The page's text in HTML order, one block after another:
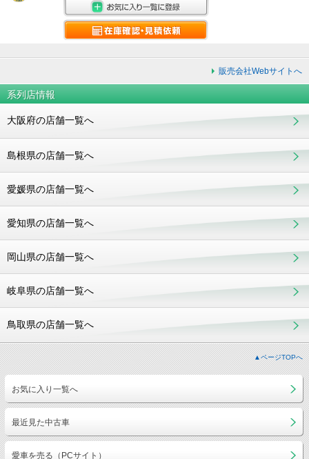
販売会社Webサイトへ
系列店情報
大阪府の店舗一覧へ
島根県の店舗一覧へ
愛媛県の店舗一覧へ
愛知県の店舗一覧へ
岡山県の店舗一覧へ
岐阜県の店舗一覧へ
鳥取県の店舗一覧へ
▲ページTOPへ
お気に入り一覧へ
最近見た中古車
愛車を売る（PCサイト）